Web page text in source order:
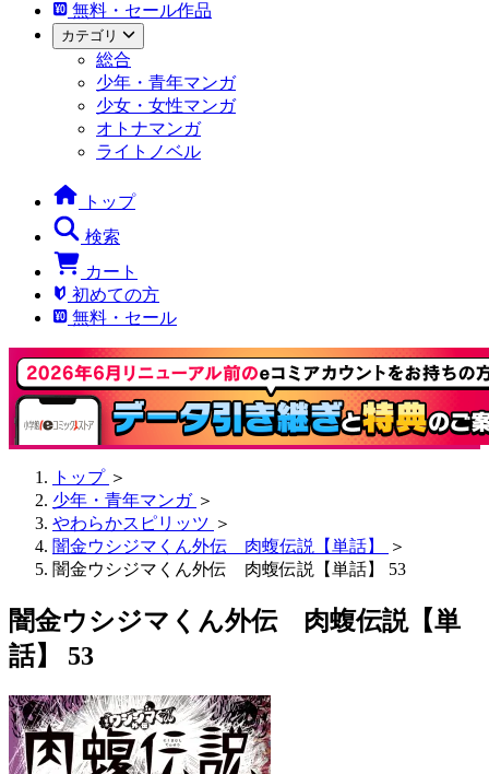
無料・セール作品
カテゴリ
総合
少年・青年マンガ
少女・女性マンガ
オトナマンガ
ライトノベル
トップ
検索
カート
初めての方
無料・セール
トップ ＞
少年・青年マンガ ＞
やわらかスピリッツ ＞
闇金ウシジマくん外伝 肉蝮伝説【単話】
＞
闇金ウシジマくん外伝 肉蝮伝説【単話】 53
闇金ウシジマくん外伝 肉蝮伝説【単
話】 53